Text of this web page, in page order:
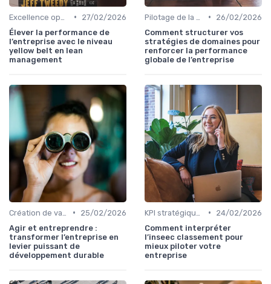
•
27/02/2026
Élever la performance de
l’entreprise avec le niveau
yellow belt en lean
management
•
26/02/2026
Comment structurer vos
stratégies de domaines pour
renforcer la performance
globale de l’entreprise
•
25/02/2026
Agir et entreprendre :
transformer l’entreprise en
levier puissant de
développement durable
•
24/02/2026
Comment interpréter
l’inseec classement pour
mieux piloter votre
entreprise